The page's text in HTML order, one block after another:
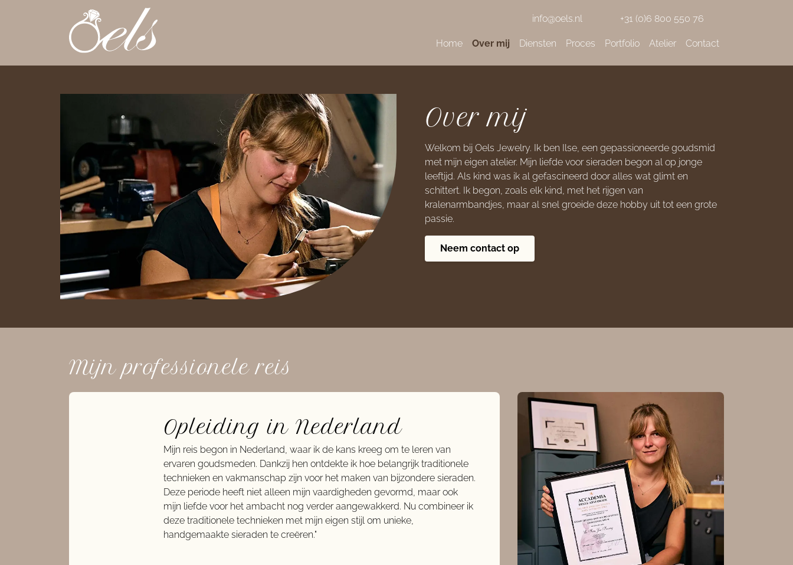
info@oels.nl
+31 (0)6 800 550 76
Home Over mij Diensten Proces Portfolio Atelier Contact
Over mij
Welkom bij Oels Jewelry. Ik ben Ilse, een gepassioneerde goudsmid
met mijn eigen atelier. Mijn liefde voor sieraden begon al op jonge
leeftijd. Als kind was ik al gefascineerd door alles wat glimt en
schittert. Ik begon, zoals elk kind, met het rijgen van
kralenarmbandjes, maar al snel groeide deze hobby uit tot een grote
passie.
Neem contact op
Mijn professionele reis
Opleiding in Nederland
Mijn reis begon in Nederland, waar ik de kans kreeg om te leren van
ervaren goudsmeden. Dankzij hen ontdekte ik hoe belangrijk traditionele
technieken en vakmanschap zijn voor het maken van bijzondere sieraden.
Deze periode heeft niet alleen mijn vaardigheden gevormd, maar ook
mijn liefde voor het ambacht nog verder aangewakkerd. Nu combineer ik
deze traditionele technieken met mijn eigen stijl om unieke,
handgemaakte sieraden te creëren."